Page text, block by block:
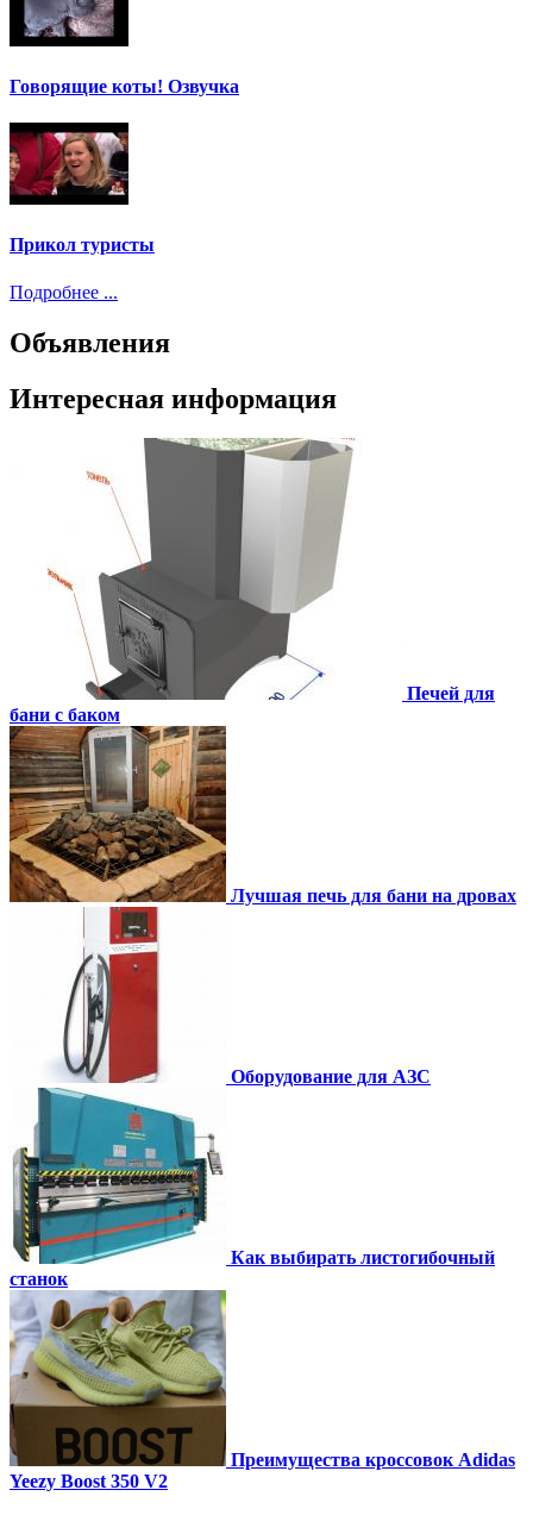
Говорящие коты! Озвучка
Прикол туристы
Подробнее ...
Объявления
Интересная информация
Печей для
бани с баком
Лучшая печь для бани на дровах
Оборудование для АЗС
Как выбирать листогибочный
станок
Преимущества кроссовок Adidas
Yeezy Boost 350 V2